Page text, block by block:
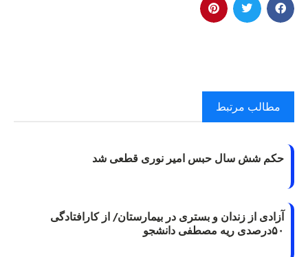
مطالب مرتبط
حکم شش سال حبس امیر نوری قطعی شد
آزادی از زندان و بستری در بیمارستان/ از کارافتادگی
۵۰درصدی ریه مصطفی دانشجو